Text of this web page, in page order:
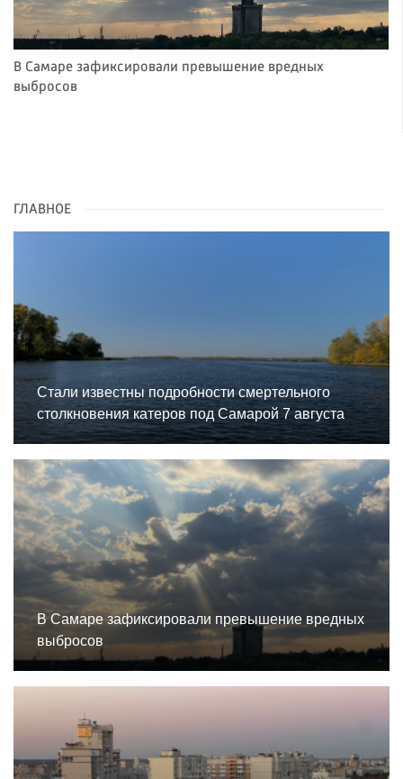
В Самаре зафиксировали превышение вредных
выбросов
ГЛАВНОЕ
Стали известны подробности смертельного
столкновения катеров под Самарой 7 августа
В Самаре зафиксировали превышение вредных
выбросов